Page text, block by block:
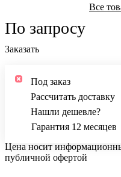
Все
По запросу
Заказать
Под заказ
Рассчитать доставку
Нашли дешевле?
Гарантия 12 месяцев
Цена носит
публичной офертой